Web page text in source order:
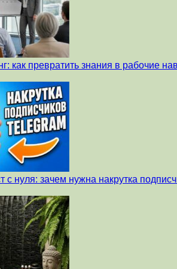
как превратить знания в рабочие
с нуля: зачем нужна накрутка